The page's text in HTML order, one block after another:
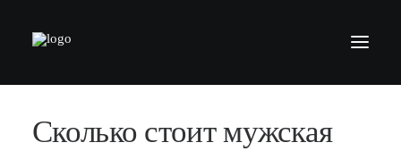
БАРБЕРШОПЫ
Сколько стоит мужская